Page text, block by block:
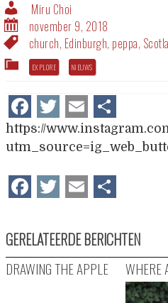
Miru Choi
november 9, 2018
church, Edinburgh, peppa,
EXPLORE NIEUWS
Facebook
Twitter
Email
https://
Facebook
Twitter
Email
GERELATEERDE BERICHTEN
DRAWING THE APPLE WHERE